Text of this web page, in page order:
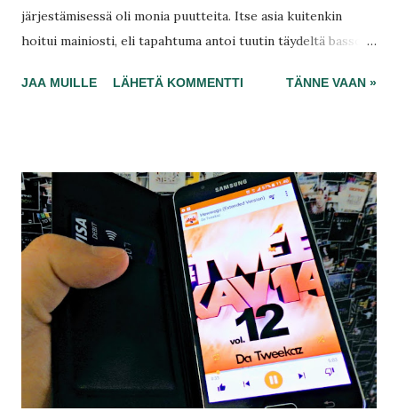
järjestämisessä oli monia puutteita. Itse asia kuitenkin
hoitui mainiosti, eli tapahtuma antoi tuutin täydeltä bassoa,
upeimmillaan. Myöhäisestä aloituksestaan huolimatta en
JAA MUILLE LÄHETÄ KOMMENTTI TÄNNE VAAN »